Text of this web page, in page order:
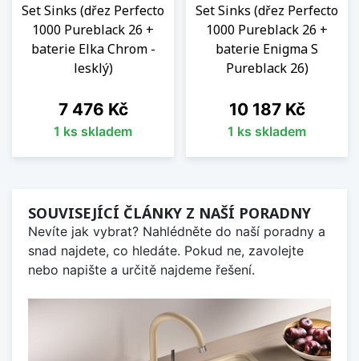
Set Sinks (dřez Perfecto
1000 Pureblack 26 +
baterie Elka Chrom -
lesklý)
Cena
7 476 Kč
1 ks skladem
Set Sinks (dřez Perfecto
1000 Pureblack 26 +
baterie Enigma S
Pureblack 26)
Cena
10 187 Kč
1 ks skladem
SOUVISEJÍCÍ ČLÁNKY Z NAŠÍ PORADNY
Nevíte jak vybrat? Nahlédněte do naší poradny a
snad najdete, co hledáte. Pokud ne, zavolejte
nebo napište a určitě najdeme řešení.